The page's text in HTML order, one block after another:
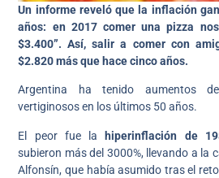
Un informe reveló que la inflación
años: en 2017 comer una pizza
$3.400”. Así, salir a comer con
$2.820 más que hace cinco años.
Argentina ha tenido aumentos
vertiginosos en los últimos 50 años.
El peor fue lahiperinflación de
subieron más del 3000%, llevando a la
Alfonsín, que había asumido tras el